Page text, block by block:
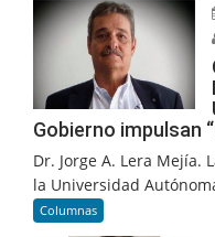
Gobierno impulsan
Dr. Jorge A. Lera Mejía.
la Universidad
Columnas